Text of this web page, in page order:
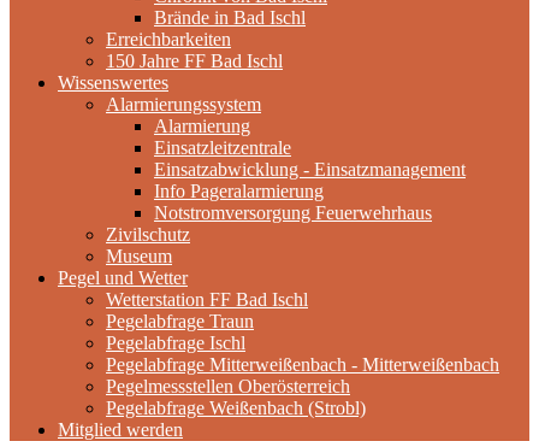
Brände in Bad Ischl
Erreichbarkeiten
150 Jahre FF Bad Ischl
Wissenswertes
Alarmierungssystem
Alarmierung
Einsatzleitzentrale
Einsatzabwicklung - Einsatzmanagement
Info Pageralarmierung
Notstromversorgung Feuerwehrhaus
Zivilschutz
Museum
Pegel und Wetter
Wetterstation FF Bad Ischl
Pegelabfrage Traun
Pegelabfrage Ischl
Pegelabfrage Mitterweißenbach - Mitterweißenbach
Pegelmessstellen Oberösterreich
Pegelabfrage Weißenbach (Strobl)
Mitglied werden